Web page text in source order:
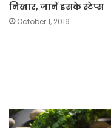
निखार, जानें इसके स्टेप्स
October 1, 2019